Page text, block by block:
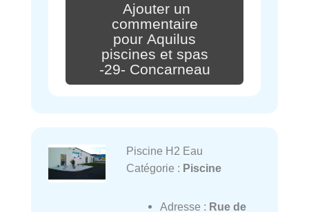
Ajouter un
commentaire
pour Aquilus
piscines et spas
-29- Concarneau
Piscine H2 Eau
Catégorie : Piscine
Adresse : Rue de